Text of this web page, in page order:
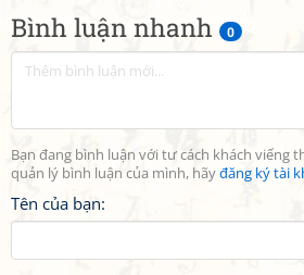
Bình luận nhanh 0
Bạn đang bình luận với tư cách khách viếng
quản lý bình luận của mình, hãyđăng ký tài
Tên của bạn: